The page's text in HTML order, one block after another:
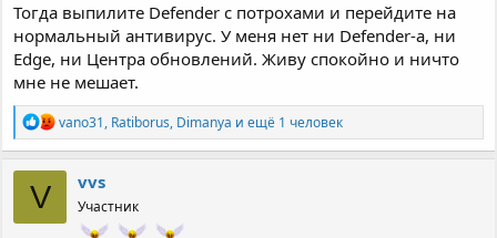
Тогда выпилите Defender с потрохами и перейдите на
нормальный антивирус. У меня нет ни Defender-а, ни
Edge, ни Центра обновлений. Живу спокойно и ничто
мне не мешает.
Р
е
а
к
и
vano31, Ratiborus, Dimanya и ещё 1 человек
V vvs
Участник